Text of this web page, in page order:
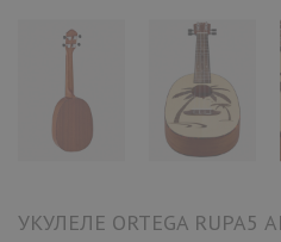
УКУЛЕЛЕ ORTEGA